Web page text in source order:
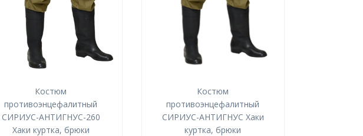
Костюм
противоэнцефалитный
СИРИУС-АНТИГНУС-260
Хаки куртка, брюки
Костюм
противоэнцефалитный
СИРИУС-АНТИГНУС Хаки
куртка, брюки